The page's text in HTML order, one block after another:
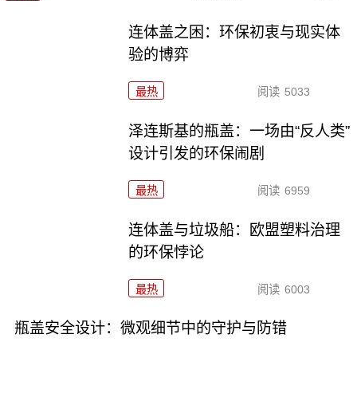
连体盖之困：环保初衷与现实体
验的博弈
最热 阅读 5033
泽连斯基的瓶盖：一场由“反人类”
设计引发的环保闹剧
最热 阅读 6959
连体盖与垃圾船：欧盟塑料治理
的环保悖论
最热 阅读 6003
瓶盖安全设计：微观细节中的守护与防错